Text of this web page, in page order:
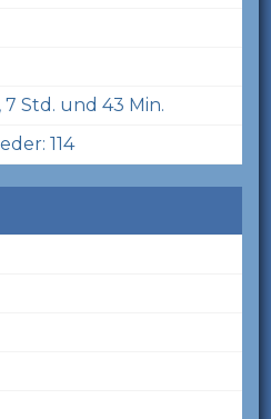
7 Std. und 43 Min.
114